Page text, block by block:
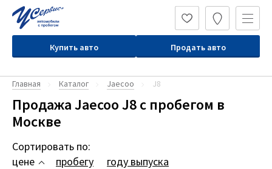
Купить авто Продать авто
Главная Каталог Jaecoo J8
Продажа Jaecoo J8 с пробегом в
Москве
Сортировать по:
цене
пробегу
году выпуска